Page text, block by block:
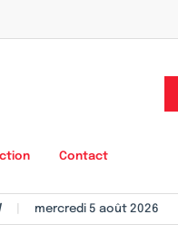
Contact
mercredi 5 août 2026